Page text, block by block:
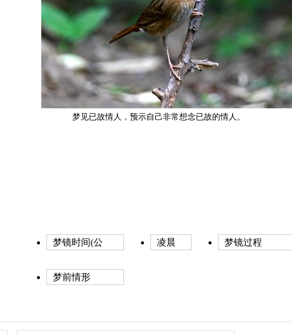
梦见已故情人，预示自己非常想念已故的情人。
梦镜时间(公
凌晨 梦镜过程
梦前情形